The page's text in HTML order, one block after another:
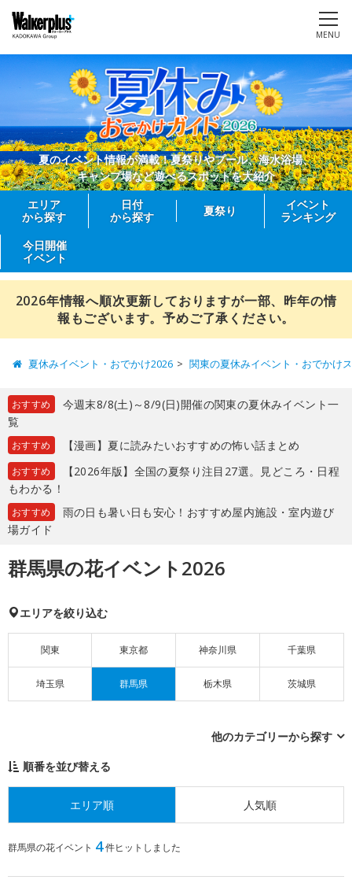
MENU
夏のイベント情報が満載！夏祭りやプール、海水浴場、
キャンプ場など遊べるスポットを大紹介
エリア
から探す
日付
から探す
夏祭り
イベント
ランキング
今日開催
イベント
2026年情報へ順次更新しておりますが一部、昨年の情
報もございます。予めご了承ください。
夏休みイベント・おでかけ2026 関東の夏休みイベント・おでかけ
おすすめ
今週末8/8(土)～8/9(日)開催の関東の夏休みイベント一
覧
おすすめ 【漫画】夏に読みたいおすすめの怖い話まとめ
おすすめ
【2026年版】全国の夏祭り注目27選。見どころ・日程
もわかる！
おすすめ
雨の日も暑い日も安心！おすすめ屋内施設・室内遊び
場ガイド
群馬県の花イベント2026
エリアを絞り込む
関東 東京都 神奈川県 千葉県
埼玉県 群馬県 栃木県 茨城県
他のカテゴリーから探す
順番を並び替える
エリア順 人気順
群馬県の花イベント 4件ヒットしました